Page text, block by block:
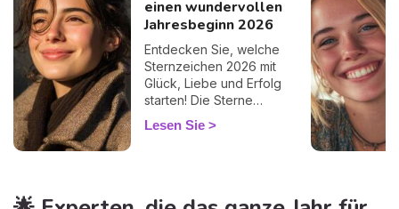
einen wundervollen
Jahresbeginn 2026
Entdecken Sie, welche
Sternzeichen 2026 mit
Glück, Liebe und Erfolg
starten! Die Sterne
versprechen einen
magischen Jahresbeginn
Lesen Sie